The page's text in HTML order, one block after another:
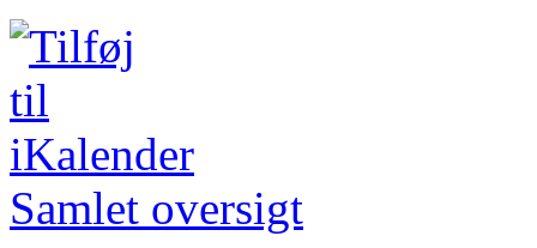
Samlet oversigt